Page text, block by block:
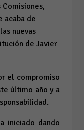
acaba de
nuevas
de Javier
el compromiso
último año y a
iniciado dando